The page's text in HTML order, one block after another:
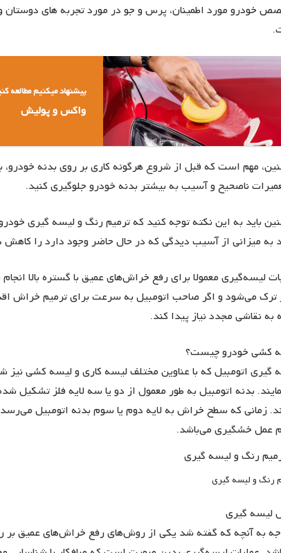
خودرو مورد اطمینان، پرس و جو در مورد تجربه های دوستان
پیشنهاد میکنیم مطالعه
واکس و پولیش
مهم است که قبل از شروع هرگونه کاری بر روی بدنه
ناصحیح و آسیب به بیشتر بدنه خودرو جلوگیری کنید.
باید به این نکته توجه کنید که ترمیم رنگ و لیسه گیری
به میزانی از آسیب دیدگی که در حال حاضر وجود دارد را
لیسه‌گیری معمولا برای رفع خراش‌های عمیق با گستره بالا
ترک می‌شود و اگر صاحب اتومبیل به سرعت برای ترمیم خراش
به نقاشی مجدد نیاز پیدا کند.
کشی خودرو چیست؟
گیری اتومبیل که با عناوین مختلف لیسه کاری و لیسه کشی
بدنه اتومبیل به طور معمول از دو یا سه لایه فلز
زمانی که سطح خراش به لایه دوم یا سوم بدنه اتومبیل
عمل خشگیری می‌باشد.
رنگ و لیسه گیری
لیسه گیری
به آنچه که گفته شد یکی از روش‌های رفع خراش‌های عمیق بر